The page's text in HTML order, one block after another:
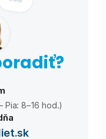
Pia: 8–16 hod.)